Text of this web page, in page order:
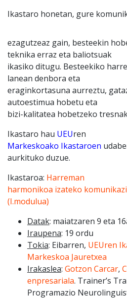
Ikastaro honetan, gure
ezagutzeaz gain, besteekin
teknika erraz eta baliotsuak
ikasiko ditugu. Besteekiko
lanean denbora eta
eraginkortasuna aurreztu,
autoestimua hobetu eta
bizi-kalitatea hobetzeko
Ikastaro hau UEUren
Markeskoako Ikastaroen
aurkituko duzue.
Ikastaroa: Harreman
harmonikoa izateko
(I.modulua)
Datak: maiatzaren 9 eta
Iraupena: 19 ordu
Tokia: Eibarren, UEUren
Markeskoa Jauretxea
Irakaslea: Gotzon Carcar,
enpresariala. Trainer’s
Programazio